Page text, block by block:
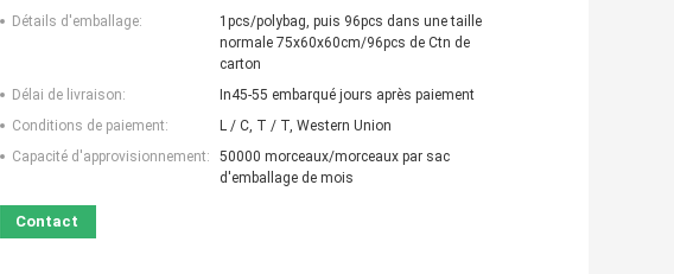
Détails d'emballage:
1pcs/polybag, puis 96pcs dans une taille
normale 75x60x60cm/96pcs de Ctn de
carton
Délai de livraison:
In45-55 embarqué jours après paiement
Conditions de paiement:
L / C, T / T, Western Union
Capacité d'approvisionnement:
50000 morceaux/morceaux par sac
d'emballage de mois
Contact